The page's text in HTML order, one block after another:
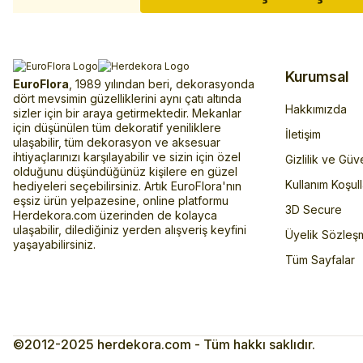
EuroFlora , 1989 yılından beri, dekorasyonda
dört mevsimin güzelliklerini aynı çatı altında
sizler için bir araya getirmektedir. Mekanlar
için düşünülen tüm dekoratif yeniliklere
ulaşabilir, tüm dekorasyon ve aksesuar
ihtiyaçlarınızı karşılayabilir ve sizin için özel
olduğunu düşündüğünüz kişilere en güzel
hediyeleri seçebilirsiniz. Artık EuroFlora'nın
eşsiz ürün yelpazesine, online platformu
Herdekora.com üzerinden de kolayca
ulaşabilir, dilediğiniz yerden alışveriş keyfini
yaşayabilirsiniz.
Kurumsal
Hakkımızda
İletişim
Gizlilik ve
Kullanım
3D Secure
Üyelik
Tüm Sayfalar
©2012-2025 herdekora.com - Tüm hakkı saklıdır.